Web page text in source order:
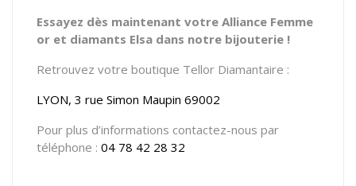
Essayez dès maintenant votre Alliance Femme
or et diamants Elsa dans notre bijouterie !
Retrouvez votre boutique Tellor Diamantaire :
LYON, 3 rue Simon Maupin 69002
Pour plus d’informations contactez-nous par
téléphone : 04 78 42 28 32